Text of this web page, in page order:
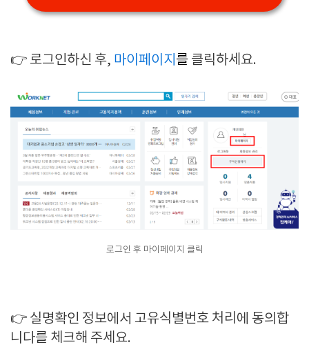
👉 로그인하신 후, 마이페이지 를 클릭하세요.
로그인 후 마이페이지 클릭
👉 실명확인 정보에서 고유식별번호 처리에 동의합
니다를 체크해 주세요.